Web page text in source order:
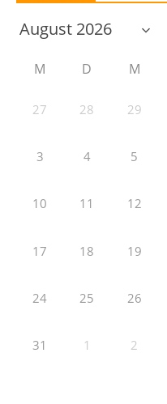
M D M
27 28 29
3 4 5
10 11 12
17 18 19
24 25 26
31 1 2